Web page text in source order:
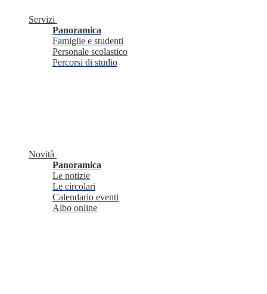
Servizi
Panoramica
Famiglie e studenti
Personale scolastico
Percorsi di studio
Novità
Panoramica
Le notizie
Le circolari
Calendario eventi
Albo online